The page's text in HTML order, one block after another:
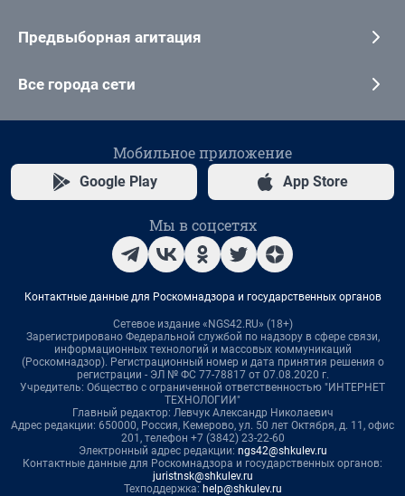
Предвыборная агитация
Все города сети
Мобильное приложение
Google Play App Store
Мы в соцсетях
Контактные данные для Роскомнадзора и государственных органов
Сетевое издание «NGS42.RU» (18+)
Зарегистрировано Федеральной службой по надзору в сфере связи,
информационных технологий и массовых коммуникаций
(Роскомнадзор). Регистрационный номер и дата принятия решения о
регистрации - ЭЛ № ФС 77-78817 от 07.08.2020 г.
Учредитель: Общество с ограниченной ответственностью "ИНТЕРНЕТ
ТЕХНОЛОГИИ"
Главный редактор: Левчук Александр Николаевич
Адрес редакции: 650000, Россия, Кемерово, ул. 50 лет Октября, д. 11, офис
201, телефон +7 (3842) 23-22-60
Электронный адрес редакции: ngs42@shkulev.ru
Контактные данные для Роскомнадзора и государственных органов:
juristnsk@shkulev.ru
Техподдержка: help@shkulev.ru